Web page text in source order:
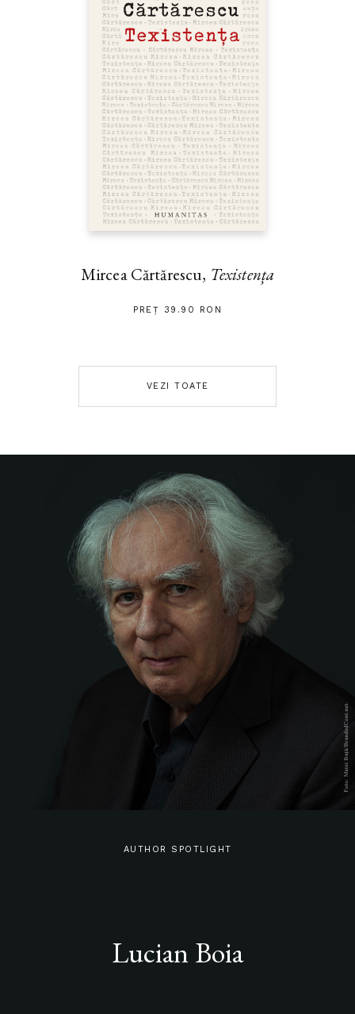
Mircea Cărtărescu, Texistența
PREȚ 39.90 RON
VEZI TOATE
AUTHOR SPOTLIGHT
Lucian Boia